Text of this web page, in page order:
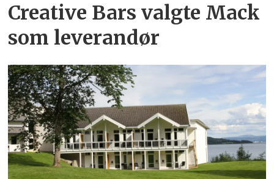
Creative Bars valgte Mack
som leverandør